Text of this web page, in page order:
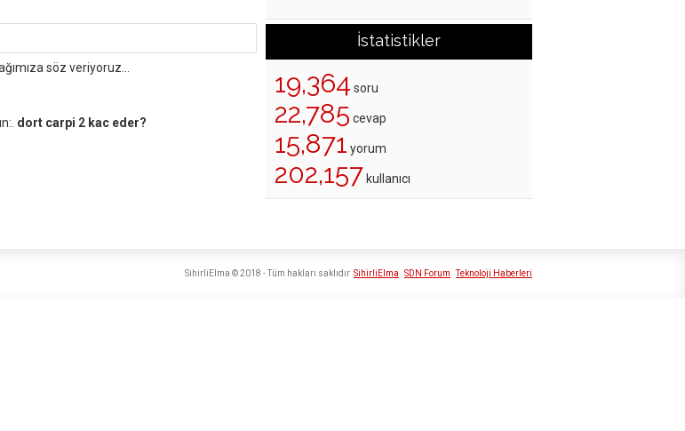
söz veriyoruz...
dort carpi 2 kac eder?
İstatistikler
19,364 soru
22,785 cevap
15,871 yorum
202,157 kullanıcı
SihirliElma SDN Forum Teknoloji Haberleri
SihirliElma © 2018 - Tüm hakları saklıdır